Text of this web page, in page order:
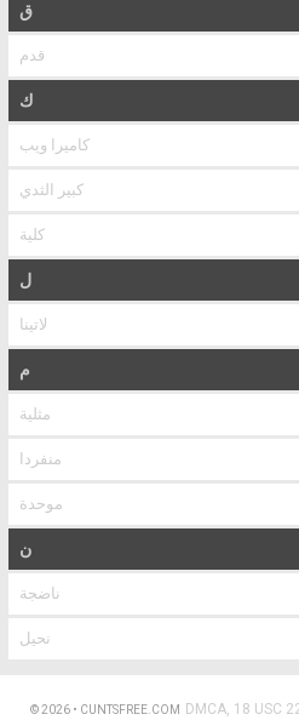
ق
قدم
ك
كاميرا ويب
كبير الثدي
كلية
ل
لاتينا
م
مثلية
منفردا
موحدة
ن
ناضجة
نحيل
© 2026 • CUNTSFREE.COM DMCA, 18 USC